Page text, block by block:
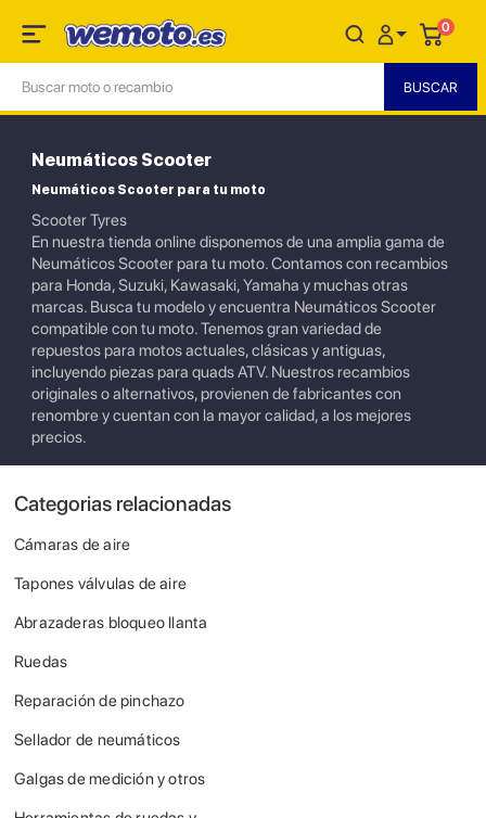
0
Neumáticos Scooter
Neumáticos Scooter para tu moto
Scooter Tyres
En nuestra tienda online disponemos de una amplia gama de
Neumáticos Scooter para tu moto. Contamos con recambios
para Honda, Suzuki, Kawasaki, Yamaha y muchas otras
marcas. Busca tu modelo y encuentra Neumáticos Scooter
compatible con tu moto. Tenemos gran variedad de
repuestos para motos actuales, clásicas y antiguas,
incluyendo piezas para quads ATV. Nuestros recambios
originales o alternativos, provienen de fabricantes con
renombre y cuentan con la mayor calidad, a los mejores
precios.
Categorias relacionadas
Cámaras de aire
Tapones válvulas de aire
Abrazaderas bloqueo llanta
Ruedas
Reparación de pinchazo
Sellador de neumáticos
Galgas de medición y otros